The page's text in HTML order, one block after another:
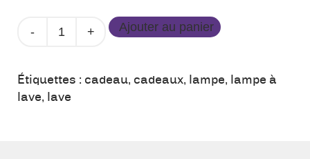
quantité
à
lave
Ajouter au panier
Étiquettes : cadeau, cadeaux, lampe,
lampe à
lave, lave